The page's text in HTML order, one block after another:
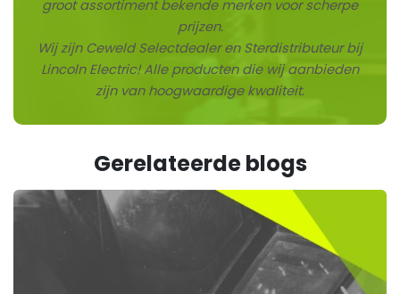
groot assortiment bekende merken voor scherpe
prijzen.
Wij zijn Ceweld Selectdealer en Sterdistributeur bij
Lincoln Electric! Alle producten die wij aanbieden
zijn van hoogwaardige kwaliteit.
Gerelateerde blogs